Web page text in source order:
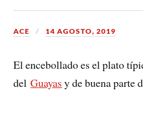
ACE 14 AGOSTO, 2019
El encebollado es el plato
delGuayas y de buena parte